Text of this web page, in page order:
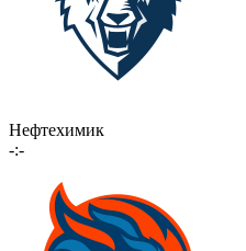
Нефтехимик
-:-